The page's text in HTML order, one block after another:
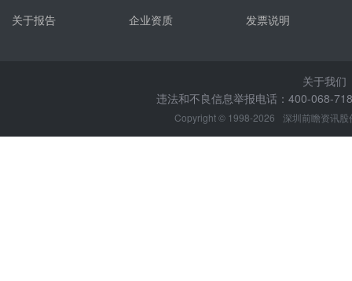
关于报告
企业资质
发票说明
关于我们
违法和不良信息举报电话：400-068-
Copyright © 1998-2026 深圳前瞻资讯股